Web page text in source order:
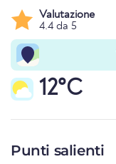
Valutazione
4.4 da 5
12°C
Punti salienti